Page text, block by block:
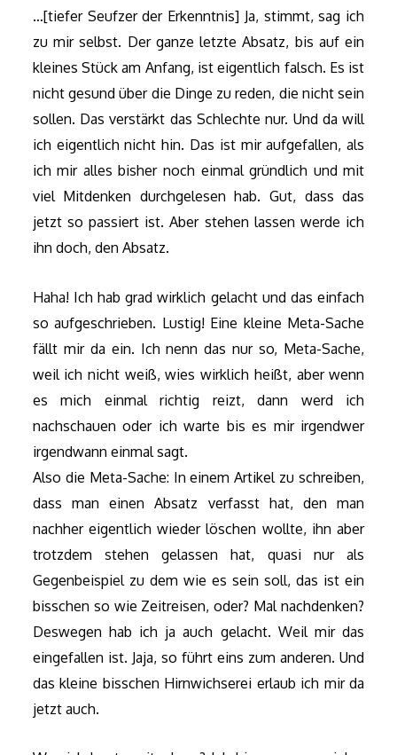
…[tiefer Seufzer der Erkenntnis] Ja, stimmt, sag ich
zu mir selbst. Der ganze letzte Absatz, bis auf ein
kleines Stück am Anfang, ist eigentlich falsch. Es ist
nicht gesund über die Dinge zu reden, die nicht sein
sollen. Das verstärkt das Schlechte nur. Und da will
ich eigentlich nicht hin. Das ist mir aufgefallen, als
ich mir alles bisher noch einmal gründlich und mit
viel Mitdenken durchgelesen hab. Gut, dass das
jetzt so passiert ist. Aber stehen lassen werde ich
ihn doch, den Absatz.
Haha! Ich hab grad wirklich gelacht und das einfach
so aufgeschrieben. Lustig! Eine kleine Meta-Sache
fällt mir da ein. Ich nenn das nur so, Meta-Sache,
weil ich nicht weiß, wies wirklich heißt, aber wenn
es mich einmal richtig reizt, dann werd ich
nachschauen oder ich warte bis es mir irgendwer
irgendwann einmal sagt.
Also die Meta-Sache: In einem Artikel zu schreiben,
dass man einen Absatz verfasst hat, den man
nachher eigentlich wieder löschen wollte, ihn aber
trotzdem stehen gelassen hat, quasi nur als
Gegenbeispiel zu dem wie es sein soll, das ist ein
bisschen so wie Zeitreisen, oder? Mal nachdenken?
Deswegen hab ich ja auch gelacht. Weil mir das
eingefallen ist. Jaja, so führt eins zum anderen. Und
das kleine bisschen Hirnwichserei erlaub ich mir da
jetzt auch.